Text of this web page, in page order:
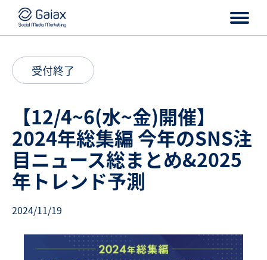
受付終了
【12/4~6(水~金)開催】
2024年総集編 今年のSNS注
目ニュース総まとめ&2025
年トレンド予測
2024/11/19